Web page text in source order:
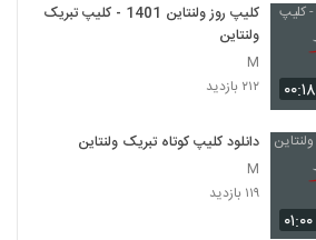
۰۰:۱۸
کلیپ روز ولنتاین 1401 - کلیپ تبریک
ولنتاین
M
۲۱۲ بازدید
۰۱:۰۰
دانلود کلیپ کوتاه تبریک ولنتاین
M
۱۱۹ بازدید